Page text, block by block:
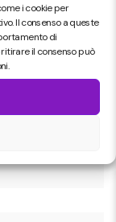
i cookie per
Il consenso a queste
di
il consenso può